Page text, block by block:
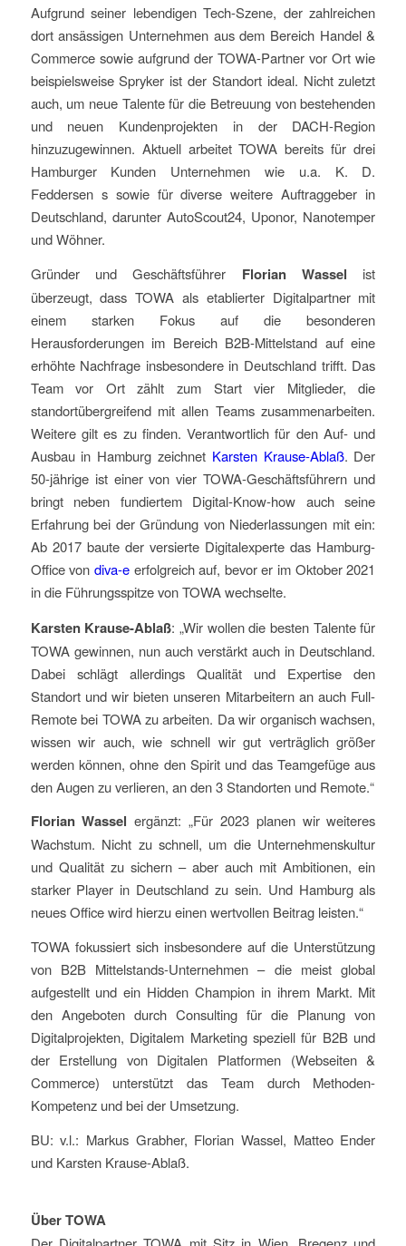
Aufgrund seiner lebendigen Tech-Szene, der zahlreichen
dort ansässigen Unternehmen aus dem Bereich Handel &
Commerce sowie aufgrund der TOWA-Partner vor Ort wie
beispielsweise Spryker ist der Standort ideal. Nicht zuletzt
auch, um neue Talente für die Betreuung von bestehenden
und neuen Kundenprojekten in der DACH-Region
hinzuzugewinnen. Aktuell arbeitet TOWA bereits für drei
Hamburger Kunden Unternehmen wie u.a. K. D.
Feddersen s sowie für diverse weitere Auftraggeber in
Deutschland, darunter AutoScout24, Uponor, Nanotemper
und Wöhner.
Gründer und Geschäftsführer Florian Wassel ist
überzeugt, dass TOWA als etablierter Digitalpartner mit
einem starken Fokus auf die besonderen
Herausforderungen im Bereich B2B-Mittelstand auf eine
erhöhte Nachfrage insbesondere in Deutschland trifft. Das
Team vor Ort zählt zum Start vier Mitglieder, die
standortübergreifend mit allen Teams zusammenarbeiten.
Weitere gilt es zu finden. Verantwortlich für den Auf- und
Ausbau in Hamburg zeichnet Karsten Krause-Ablaß. Der
50-jährige ist einer von vier TOWA-Geschäftsführern und
bringt neben fundiertem Digital-Know-how auch seine
Erfahrung bei der Gründung von Niederlassungen mit ein:
Ab 2017 baute der versierte Digitalexperte das Hamburg-
Office von diva-eerfolgreich auf, bevor er im Oktober 2021
in die Führungsspitze von TOWA wechselte.
Karsten Krause-Ablaß: „Wir wollen die besten Talente für
TOWA gewinnen, nun auch verstärkt auch in Deutschland.
Dabei schlägt allerdings Qualität und Expertise den
Standort und wir bieten unseren Mitarbeitern an auch Full-
Remote bei TOWA zu arbeiten. Da wir organisch wachsen,
wissen wir auch, wie schnell wir gut verträglich größer
werden können, ohne den Spirit und das Teamgefüge aus
den Augen zu verlieren, an den 3 Standorten und Remote.“
Florian Wassel ergänzt: „Für 2023 planen wir weiteres
Wachstum. Nicht zu schnell, um die Unternehmenskultur
und Qualität zu sichern – aber auch mit Ambitionen, ein
starker Player in Deutschland zu sein. Und Hamburg als
neues Office wird hierzu einen wertvollen Beitrag leisten.“
TOWA fokussiert sich insbesondere auf die Unterstützung
von B2B Mittelstands-Unternehmen – die meist global
aufgestellt und ein Hidden Champion in ihrem Markt. Mit
den Angeboten durch Consulting für die Planung von
Digitalprojekten, Digitalem Marketing speziell für B2B und
der Erstellung von Digitalen Platformen (Webseiten &
Commerce) unterstützt das Team durch Methoden-
Kompetenz und bei der Umsetzung.
BU: v.l.: Markus Grabher, Florian Wassel, Matteo Ender
und Karsten Krause-Ablaß.
Über TOWA